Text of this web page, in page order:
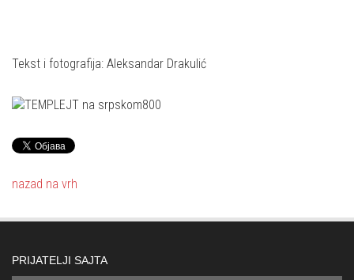
Tekst i fotografija: Aleksandar Drakulić
nazad na vrh
PRIJATELJI SAJTA